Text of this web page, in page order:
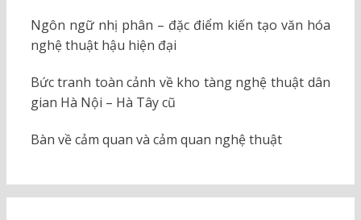
Ngôn ngữ nhị phân – đặc điểm kiến tạo văn hóa
nghệ thuật hậu hiện đại
Bức tranh toàn cảnh về kho tàng nghệ thuật dân
gian Hà Nội – Hà Tây cũ
Bàn về cảm quan và cảm quan nghệ thuật